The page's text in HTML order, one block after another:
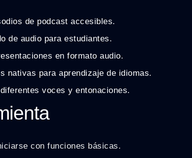
de podcast accesibles.
de audio para estudiantes.
en formato audio.
nativas para aprendizaje de idiomas.
voces y entonaciones.
con funciones básicas.